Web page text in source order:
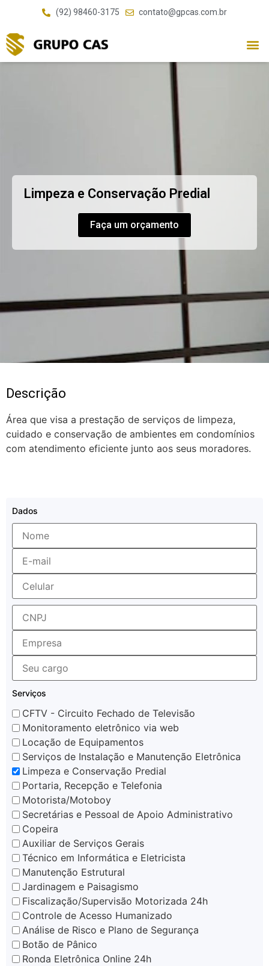
(92) 98460-3175 contato@gpcas.com.br
Limpeza e Conservação Predial
Faça um orçamento
Descrição
Área que visa a prestação de serviços de limpeza,
cuidado e conservação de ambientes em condomínios
com atendimento eficiente junto aos seus moradores.
Dados
Serviços
CFTV - Circuito Fechado de Televisão
Monitoramento eletrônico via web
Locação de Equipamentos
Serviços de Instalação e Manutenção Eletrônica
Limpeza e Conservação Predial
Portaria, Recepção e Telefonia
Motorista/Motoboy
Secretárias e Pessoal de Apoio Administrativo
Copeira
Auxiliar de Serviços Gerais
Técnico em Informática e Eletricista
Manutenção Estrutural
Jardinagem e Paisagismo
Fiscalização/Supervisão Motorizada 24h
Controle de Acesso Humanizado
Análise de Risco e Plano de Segurança
Botão de Pânico
Ronda Eletrônica Online 24h